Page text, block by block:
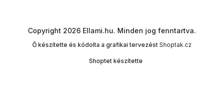
Shoptet készítette
Copyright 2026 Ellami.hu. Minden jog fenntartva.
Ő készítette és kódolta a grafikai tervezést Shoptak.cz